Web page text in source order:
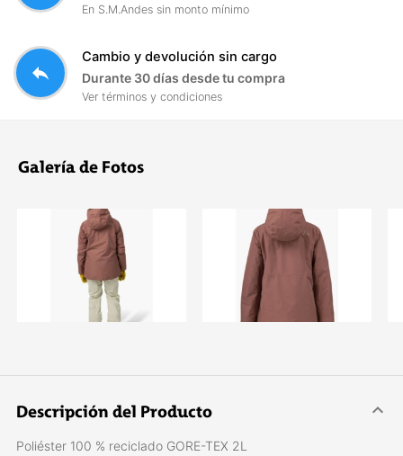
En S.M.Andes sin monto mínimo
reply
Cambio y devolución sin cargo
Durante 30 días desde tu compra
Ver términos y condiciones
Galería de Fotos
Descripción del Producto
Poliéster 100 % reciclado GORE-TEX 2L